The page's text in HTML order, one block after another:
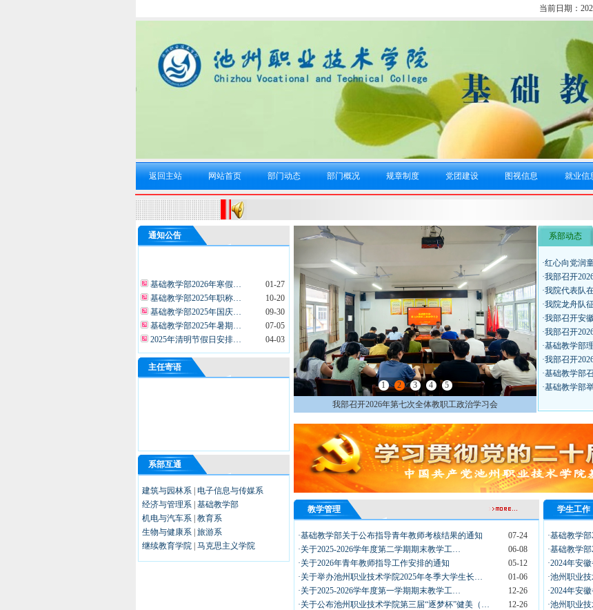
当前日期：
返回主站 网站首页 部门动态 部门概况 规章制度 党团建设 图视信息 就业信
通知公告
基础教学部2026年寒假…
01-27
基础教学部2025年职称…
10-20
基础教学部2025年国庆…
09-30
基础教学部2025年暑期…
07-05
2025年清明节假日安排…
04-03
关于公布2024年度教研…
关于基础教学部2025年…
01-13
主任寄语
系部互通
建筑与园林系 电子信息与传媒系
经济与管理系 基础教学部
机电与汽车系 教育系
生物与健康系 旅游系
继续教育学院 马克思主义学院
1 2 3 4
5
我部召开2026年第七次全体教职工政治学习会
系部动态
·红心向党润
·我部召开
·我院代表队
·我院龙舟队
·我部召开安
·我部召开
·基础教学部
·我部召开
·基础教学部
·基础教学部
教学管理
·基础教学部关于公布指导青年教师考核结果的通知
07-24
·关于2025-2026学年度第二学期期末教学工…
06-08
·关于2026年青年教师指导工作安排的通知
05-12
·关于举办池州职业技术学院2025年冬季大学生长…
01-06
·关于2025-2026学年度第一学期期末教学工…
12-26
·关于公布池州职业技术学院第三届“逐梦杯”健美（…
12-26
学生工作
·基础教学
·基础教学
·2024年安
·池州职业
·2024年安
·池州职业